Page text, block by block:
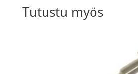
Tutustu myös